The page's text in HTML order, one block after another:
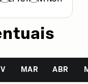
MAR ABR